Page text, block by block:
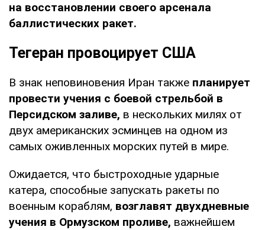
на восстановлении своего арсенала
баллистических ракет.
Тегеран провоцирует США
В знак неповиновения Иран также планирует
провести учения с боевой стрельбой в
Персидском заливе, в нескольких милях от
двух американских эсминцев на одном из
самых оживленных морских путей в мире.
Ожидается, что быстроходные ударные
катера, способные запускать ракеты по
военным кораблям, возглавят двухдневные
учения в Ормузском проливе, важнейшем